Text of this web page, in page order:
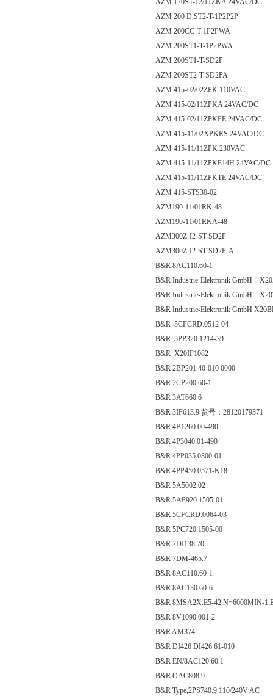
AZM 170ST-12/11ZKA 24VAC/DC
AZM 200 D ST2-T-1P2P2P
AZM 200CC-T-1P2PWA
AZM 200ST1-T-1P2PWA
AZM 200ST1-T-SD2P
AZM 200ST2-T-SD2PA
AZM 415-02/02ZPK 110VAC
AZM 415-02/11ZPKA 24VAC/DC
AZM 415-02/11ZPKFE 24VAC/DC
AZM 415-11/02XPKRS 24VAC/DC
AZM 415-11/11ZPK 230VAC
AZM 415-11/11ZPKE14H 24VAC/DC
AZM 415-11/11ZPKTE 24VAC/DC
AZM 415-STS30-02
AZM190-11/01RK-48
AZM190-11/01RKA-48
AZM300Z-I2-ST-SD2P
AZM300Z-I2-ST-SD2P-A
B&R 8AC110.60-1
B&R Industrie-Elektronik GmbH
B&R Industrie-Elektronik GmbH
B&R Industrie-Elektronik GmbH
B&R 5CFCRD.0512-04
B&R 5PP320.1214-39
B&R X20IF1082
B&R 2BP201.40-010 0000
B&R 2CP200.60-1
B&R 3AT660.6
B&R 3IF613.9 货号：28120179371
B&R 4B1260.00-490
B&R 4P3040.01-490
B&R 4PP035.0300-01
B&R 4PP450.0571-K18
B&R 5A5002.02
B&R 5AP920.1505-01
B&R 5CFCRD.0064-03
B&R 5PC720.1505-00
B&R 7DI138.70
B&R 7DM-465.7
B&R 8AC110.60-1
B&R 8AC130.60-6
B&R 8MSA2X.E5-42 N=6000MIN-
B&R 8V1090.001-2
B&R AM374
B&R DI426 DI426.61-010
B&R EN/8AC120.60.1
B&R OAC808.9
B&R Type,2PS740.9 110/240V AC